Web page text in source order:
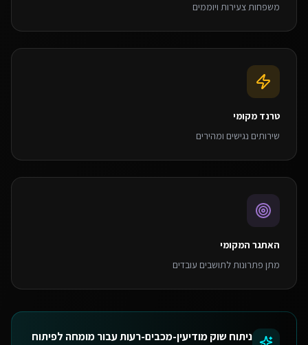
משפחות צעירות ויוממים
טרנד מקומי
שירותים נגישים ומהירים
האתגר המקומי
מתן פתרונות לתושבים עובדים
ניתוח שוקמודיעין-מכבים-רעותעבורמומחה לפיתוח